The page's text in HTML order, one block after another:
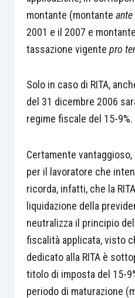
montante (montante ante
2001 e il 2007 e montante
tassazione vigente pro
Solo in caso di RITA,
del 31 dicembre 2006
regime fiscale del 15-9%.
Certamente
per il lavoratore che
ricorda, infatti, che la
liquidazione della
neutralizza il principio del
fiscalità applicata, visto
dedicato alla RITA è
titolo di imposta del 15-
periodo di maturazione